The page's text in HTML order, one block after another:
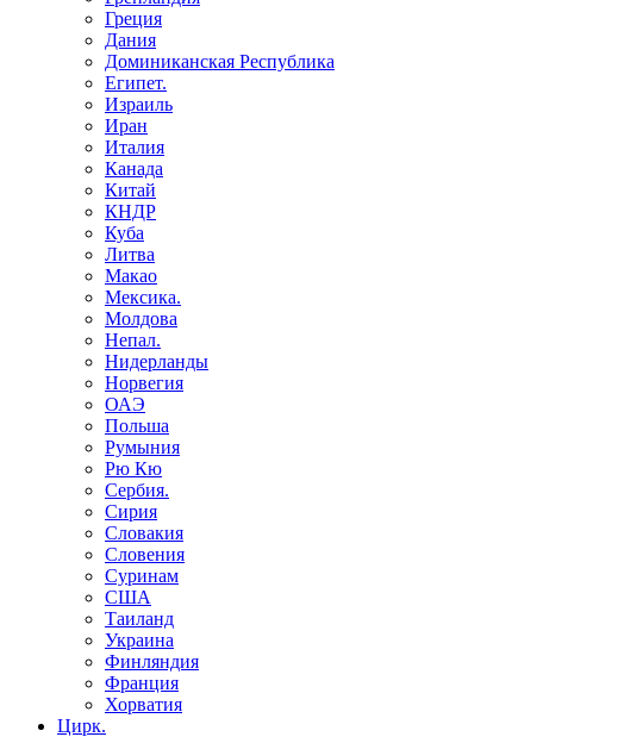
Греция
Дания
Доминиканская Республика
Египет.
Израиль
Иран
Италия
Канада
Китай
КНДР
Куба
Литва
Макао
Мексика.
Молдова
Непал.
Нидерланды
Норвегия
ОАЭ
Польша
Румыния
Рю Кю
Сербия.
Сирия
Словакия
Словения
Суринам
США
Таиланд
Украина
Финляндия
Франция
Хорватия
Цирк.